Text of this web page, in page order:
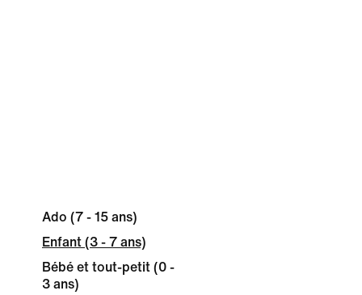
Ado (7 - 15 ans)
Enfant (3 - 7 ans)
Bébé et tout-petit (0 -
3 ans)